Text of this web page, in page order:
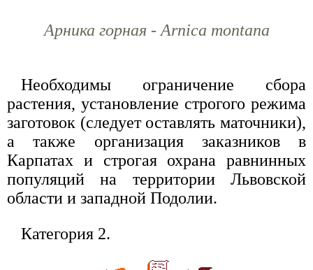
Арника горная - Arnica montana
Необходимы ограничение сбора
растения, установление строгого режима
заготовок (следует оставлять маточники),
а также организация заказников в
Карпатах и строгая охрана равнинных
популяций на территории Львовской
области и западной Подолии.
Категория 2.